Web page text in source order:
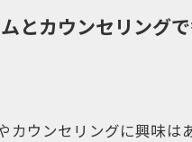
とカウンセリング
カウンセリングに興味